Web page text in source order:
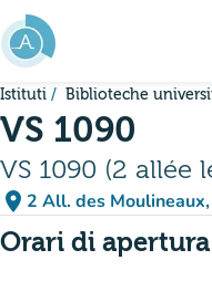
Vai al contenuto principale
Istituti Biblioteche
VS 1090
VS 1090 (2 allée
place 2 All. des
Orari di apertura